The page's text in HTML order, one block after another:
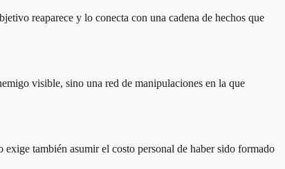
reaparece y lo conecta con una cadena de hechos que
visible, sino una red de manipulaciones en la que
también asumir el costo personal de haber sido formado